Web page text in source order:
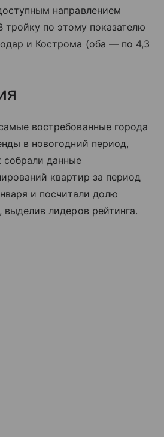
направлением
тройку по этому показателю
и Кострома (оба — по 4,3
востребованные города
в новогодний период,
собрали данные
квартир за период
и посчитали долю
лидеров рейтинга.